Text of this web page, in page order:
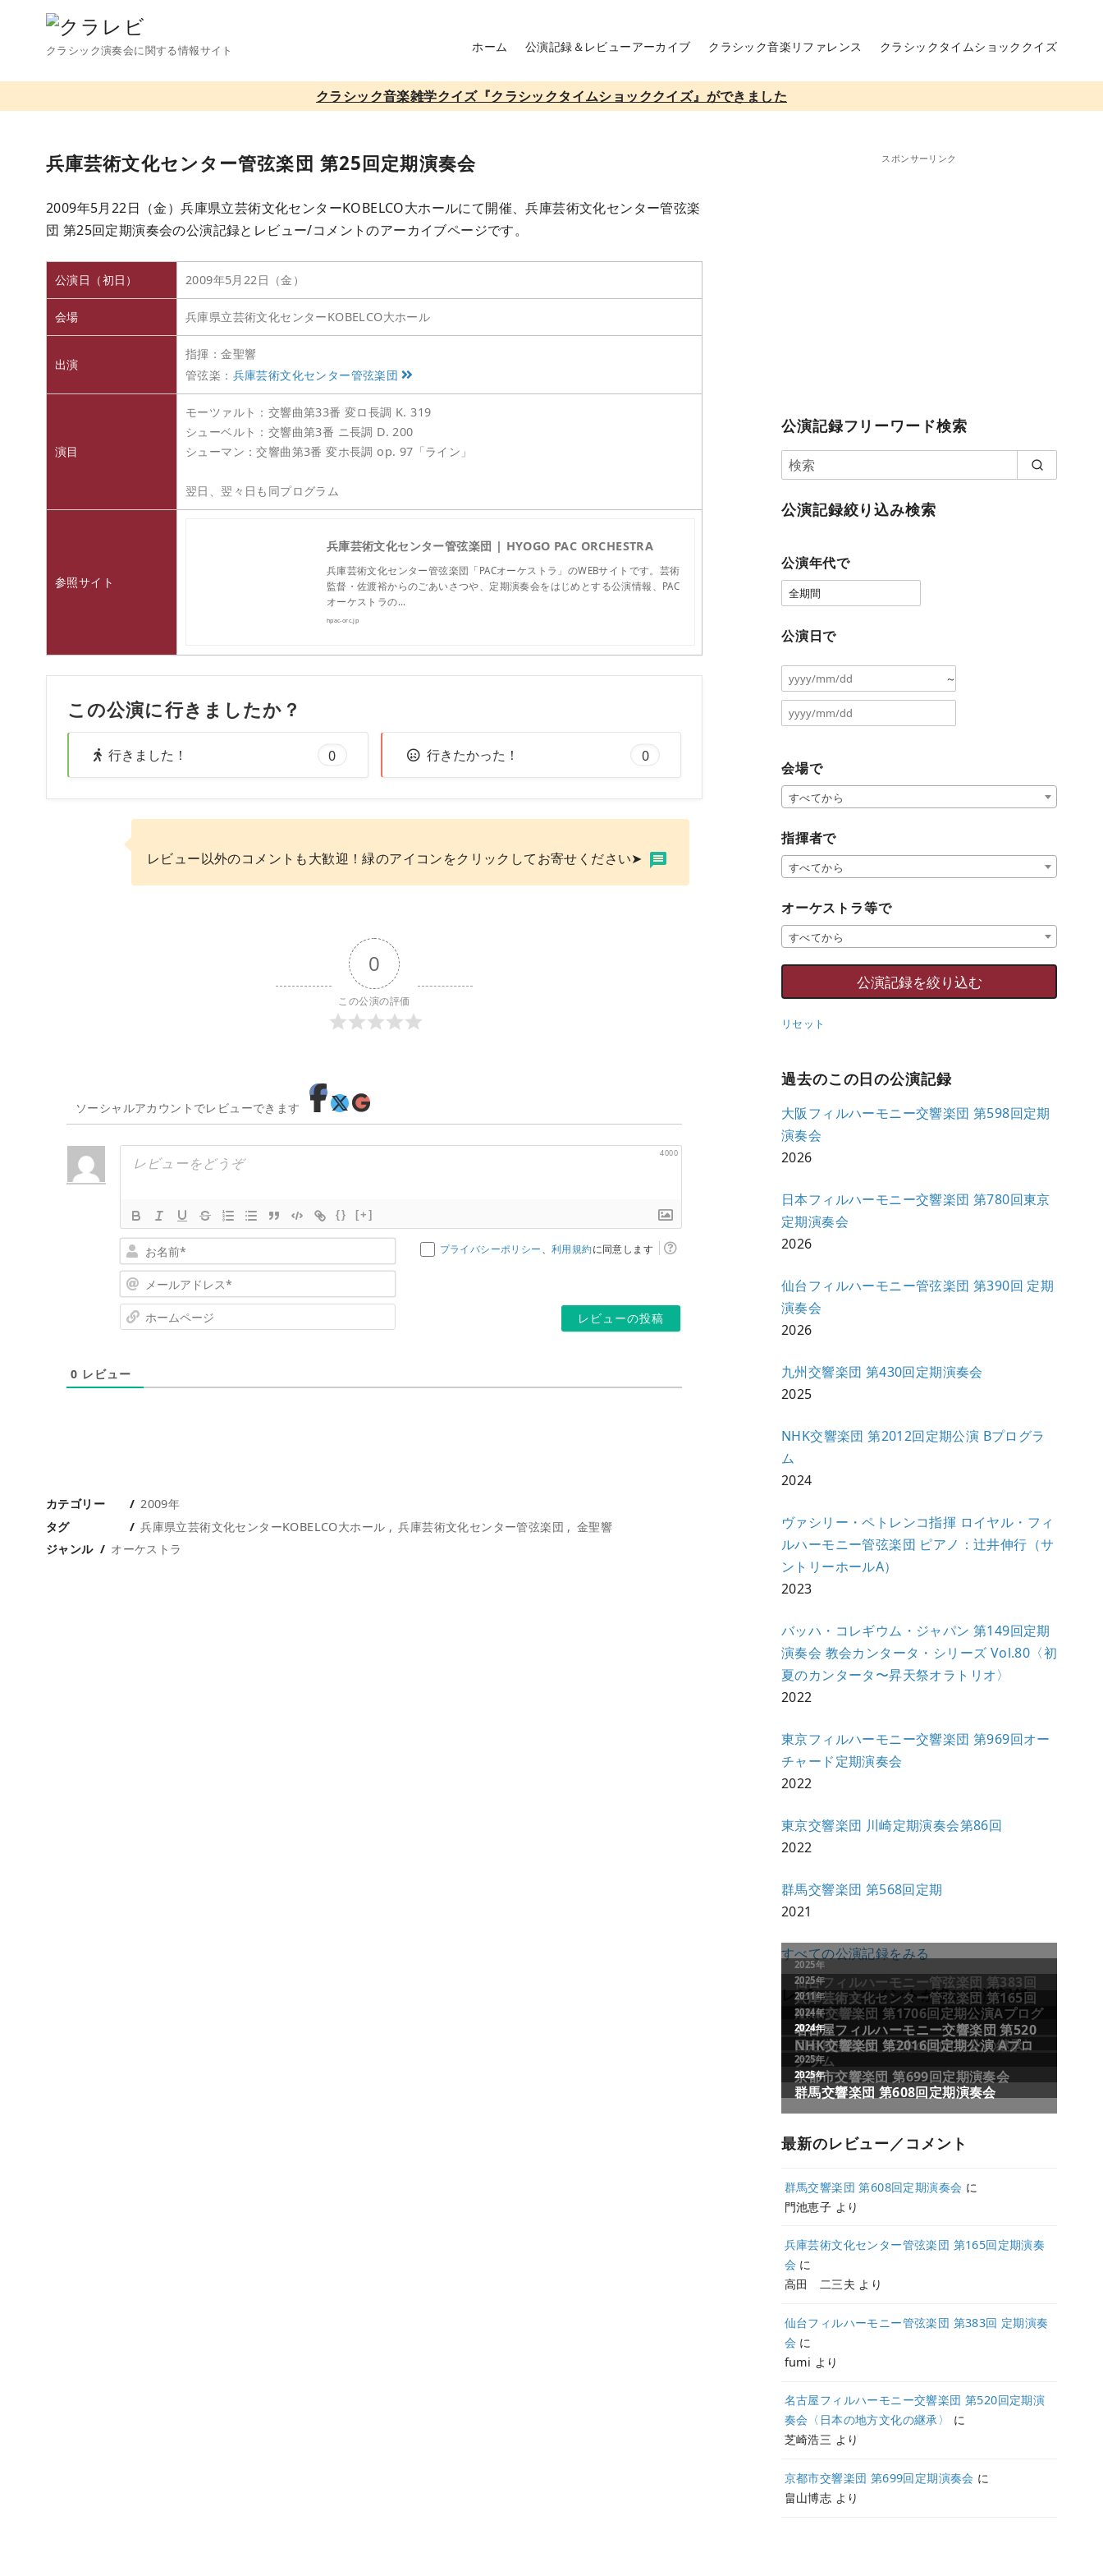
クラシック演奏会に関する情報サイト ホーム 公演記録＆レビューアーカイブ クラシック音楽リファレンス クラシックタイムショッククイズ
クラシック音楽雑学クイズ『クラシックタイムショッククイズ』ができました
兵庫芸術文化センター管弦楽団 第25回定期演奏会
2009年5月22日（金）兵庫県立芸術文化センターKOBELCO大ホールにて開催、兵庫芸術文化センター管弦楽
団 第25回定期演奏会の公演記録とレビュー/コメントのアーカイブページです。
公演日（初日） 2009年5月22日（金）
会場 兵庫県立芸術文化センターKOBELCO大ホール
出演
指揮：金聖響
管弦楽： 兵庫芸術文化センター管弦楽団
演目
モーツァルト：交響曲第33番 変ロ長調 K. 319
シューベルト：交響曲第3番 ニ長調 D. 200
シューマン：交響曲第3番 変ホ長調 op. 97「ライン」
翌日、翌々日も同プログラム
参照サイト
兵庫芸術文化センター管弦楽団 | HYOGO PAC ORCHESTRA
兵庫芸術文化センター管弦楽団「PACオーケストラ」のWEBサイトです。芸術
監督・佐渡裕からのごあいさつや、定期演奏会をはじめとする公演情報、PAC
オーケストラの…
hpac-orc.jp
この公演に行きましたか？
行きました！ 0 行きたかった！ 0
レビュー以外のコメントも大歓迎！緑のアイコンをクリックしてお寄せください➤
0
この公演の評価
ソーシャルアカウントでレビューできます
4000
{} [+]
名
*ー
ス
ー
ー
プライバシーポリシー、 利用規約に同意します
0 レビュー
カテゴリー
2009年
タグ
兵庫県立芸術文化センターKOBELCO大ホール 兵庫芸術文化センター管弦楽団
金聖響
ジャンル
オーケストラ
スポンサーリンク
公演記録フリーワード検索
公演記録絞り込み検索
公演年代で
公演日で
～
会場で
すべてから
指揮者で
すべてから
オーケストラ等で
すべてから
リセット
過去のこの日の公演記録
大阪フィルハーモニー交響楽団 第598回定期
演奏会
2026
日本フィルハーモニー交響楽団 第780回東京
定期演奏会
2026
仙台フィルハーモニー管弦楽団 第390回 定期
演奏会
2026
九州交響楽団 第430回定期演奏会
2025
NHK交響楽団 第2012回定期公演 Bプログラ
ム
2024
ヴァシリー・ペトレンコ指揮 ロイヤル・フィ
ルハーモニー管弦楽団 ピアノ：辻井伸行（サ
ントリーホールA）
2023
バッハ・コレギウム・ジャパン 第149回定期
演奏会 教会カンタータ・シリーズ Vol.80〈初
夏のカンタータ〜昇天祭オラトリオ〉
2022
東京フィルハーモニー交響楽団 第969回オー
チャード定期演奏会
2022
東京交響楽団 川崎定期演奏会第86回
2022
群馬交響楽団 第568回定期
2021
すべての公演記録をみる
レビュー／コメントが多い公演記録
最新のレビュー／コメント
群馬交響楽団 第608回定期演奏会 に
門池恵子 より
兵庫芸術文化センター管弦楽団 第165回定期演奏
会 に
高田 二三夫 より
仙台フィルハーモニー管弦楽団 第383回 定期演奏
会 に
fumi より
名古屋フィルハーモニー交響楽団 第520回定期演
奏会〈日本の地方文化の継承〉
に
芝崎浩三 より
京都市交響楽団 第699回定期演奏会 に
畠山博志 より